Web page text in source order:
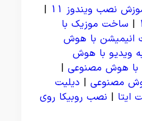
نصب ویندوز 11
|
| ساخت موزیک با
انیمیشن با هوش
ویدیو با هوش
با هوش مصنوعی |
مصنوعی | دیلیت
ایتا | نصب روبیکا روی